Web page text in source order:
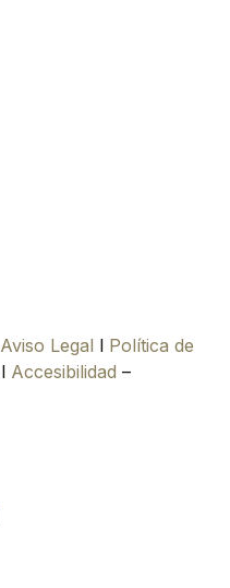
Aviso Legal l Política de
l Accesibilidad –